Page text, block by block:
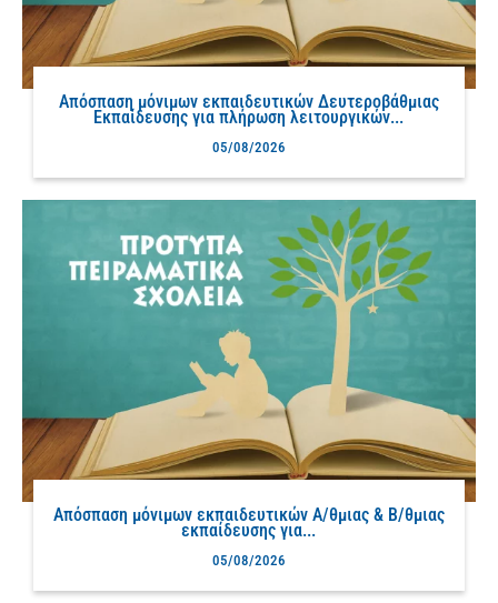
Απόσπαση μόνιμων εκπαιδευτικών Δευτεροβάθμιας
Εκπαίδευσης για πλήρωση λειτουργικών...
05/08/2026
Απόσπαση μόνιμων εκπαιδευτικών Α/θμιας & Β/θμιας
εκπαίδευσης για...
05/08/2026